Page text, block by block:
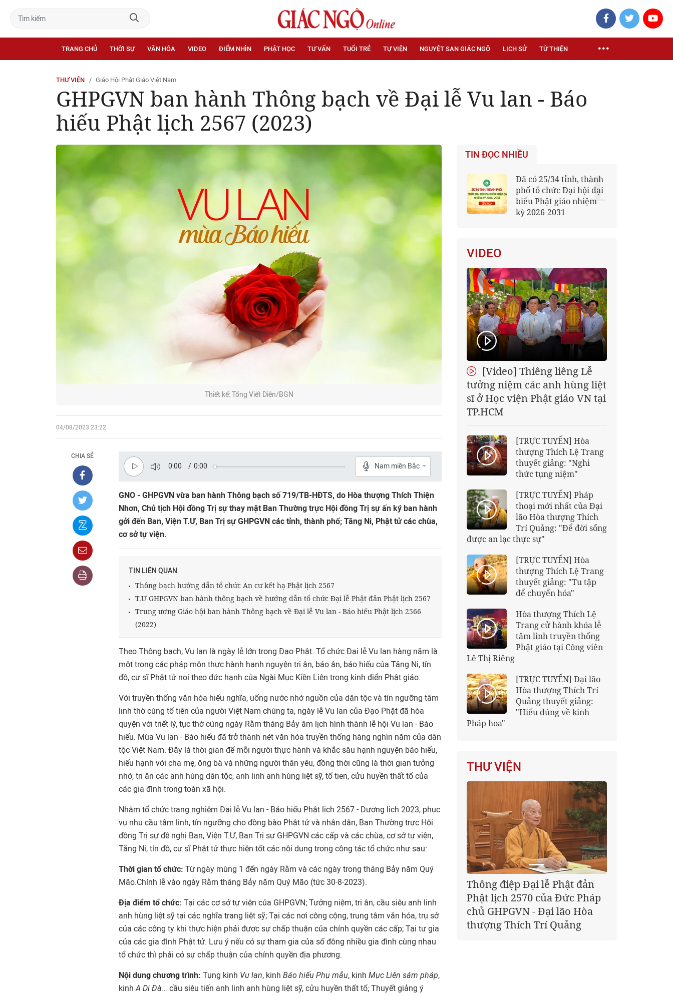
TRANG CHỦ THỜI SỰ VĂN HÓA VIDEO ĐIỂM NHÌN PHẬT HỌC TƯ VẤN TUỔI TRẺ TỰ VIỆN NGUYỆT SAN GIÁC NGỘ LỊCH SỬ TỪ THIỆN
THƯ VIỆN Giáo Hội Phật Giáo Việt Nam
GHPGVN ban hành Thông bạch về Đại lễ Vu lan - Báo
hiếu Phật lịch 2567 (2023)
Thiết kế: Tống Viết Diễn/BGN
04/08/2023 23:22
CHIA SẺ
0:00 / 0:00 Nam miền Bắc
GNO - GHPGVN vừa ban hành Thông bạch số 719/TB-HĐTS, do Hòa thượng Thích Thiện
Nhơn, Chủ tịch Hội đồng Trị sự thay mặt Ban Thường trực Hội đồng Trị sự ấn ký ban hành
gởi đến Ban, Viện T.Ư, Ban Trị sự GHPGVN các tỉnh, thành phố; Tăng Ni, Phật tử các chùa,
cơ sở tự viện.
TIN LIÊN QUAN
Thông bạch hướng dẫn tổ chức An cư kết hạ Phật lịch 2567
T.Ư GHPGVN ban hành thông bạch về hướng dẫn tổ chức Đại lễ Phật đản Phật lịch 2567
Trung ương Giáo hội ban hành Thông bạch về Đại lễ Vu lan - Báo hiếu Phật lịch 2566
(2022)
Theo Thông bạch, Vu lan là ngày lễ lớn trong Đạo Phật. Tổ chức Đại lễ Vu lan hàng năm là
một trong các pháp môn thực hành hạnh nguyện tri ân, báo ân, báo hiếu của Tăng Ni, tín
đồ, cư sĩ Phật tử noi theo đức hạnh của Ngài Mục Kiền Liên trong kinh điển Phật giáo.
Với truyền thống văn hóa hiếu nghĩa, uống nước nhớ nguồn của dân tộc và tín ngưỡng tâm
linh thờ cúng tổ tiên của người Việt Nam chúng ta, ngày lễ Vu lan của Đạo Phật đã hòa
quyện với triết lý, tục thờ cúng ngày Rằm tháng Bảy âm lịch hình thành lễ hội Vu lan - Báo
hiếu. Mùa Vu lan - Báo hiếu đã trở thành nét văn hóa truyền thống hàng nghìn năm của dân
tộc Việt Nam. Đây là thời gian để mỗi người thực hành và khắc sâu hạnh nguyện báo hiếu,
hiếu hạnh với cha mẹ, ông bà và những người thân yêu, đồng thời cũng là thời gian tưởng
nhớ, tri ân các anh hùng dân tộc, anh linh anh hùng liệt sỹ, tổ tien, cửu huyền thất tổ của
các gia đình trong toàn xã hội.
Nhằm tổ chức trang nghiêm Đại lễ Vu lan - Báo hiếu Phật lịch 2567 - Dương lịch 2023, phục
vụ nhu cầu tâm linh, tín ngưỡng cho đồng bào Phật tử và nhân dân, Ban Thường trực Hội
đồng Trị sự đề nghị Ban, Viện T.Ư, Ban Trị sự GHPGVN các cấp và các chùa, cơ sở tự viện,
Tăng Ni, tín đồ, cư sĩ Phật tử thực hiện tốt các nội dung trong công tác tổ chức như sau:
Thời gian tổ chức: Từ ngày mùng 1 đến ngày Rằm và các ngày trong tháng Bảy năm Quý
Mão.Chính lễ vào ngày Rằm tháng Bảy năm Quý Mão (tức 30-8-2023).
Địa điểm tổ chức: Tại các cơ sở tự viện của GHPGVN; Tưởng niệm, tri ân, cầu siêu anh linh
anh hùng liệt sỹ tại các nghĩa trang liệt sỹ; Tại các nơi công cộng, trung tâm văn hóa, trụ sở
của các công ty khi thực hiện phải được sự chấp thuận của chính quyền các cấp; Tại tư gia
của các gia đình Phật tử. Lưu ý nếu có sự tham gia của số đông nhiều gia đình cùng nhau
tổ chức thì phải có sự chấp thuận của chính quyền địa phương.
Nội dung chương trình: Tụng kinh Vu lan, kinh Báo hiếu Phụ mẫu, kinh Mục Liên sám pháp,
kinhA Di Đà… cầu siêu tiến anh linh anh hùng liệt sỹ, cửu huyền thất tổ; Thuyết giảng ý
TIN ĐỌC NHIỀU
Đã có 25/34 tỉnh, thành
phố tổ chức Đại hội đại
biểu Phật giáo nhiệm
kỳ 2026-2031
1
VIDEO
[Video] Thiêng liêng Lễ
tưởng niệm các anh hùng liệt
sĩ ở Học viện Phật giáo VN tại
TP.HCM
[TRỰC TUYẾN] Hòa
thượng Thích Lệ Trang
thuyết giảng: "Nghi
thức tụng niệm"
[TRỰC TUYẾN] Pháp
thoại mới nhất của Đại
lão Hòa thượng Thích
Trí Quảng: "Để đời sống
được an lạc thực sự"
[TRỰC TUYẾN] Hòa
thượng Thích Lệ Trang
thuyết giảng: "Tu tập
để chuyển hóa"
Hòa thượng Thích Lệ
Trang cử hành khóa lễ
tâm linh truyền thống
Phật giáo tại Công viên
Lê Thị Riêng
[TRỰC TUYẾN] Đại lão
Hòa thượng Thích Trí
Quảng thuyết giảng:
"Hiểu đúng về kinh
Pháp hoa"
THƯ VIỆN
Thông điệp Đại lễ Phật đản
Phật lịch 2570 của Đức Pháp
chủ GHPGVN - Đại lão Hòa
thượng Thích Trí Quảng